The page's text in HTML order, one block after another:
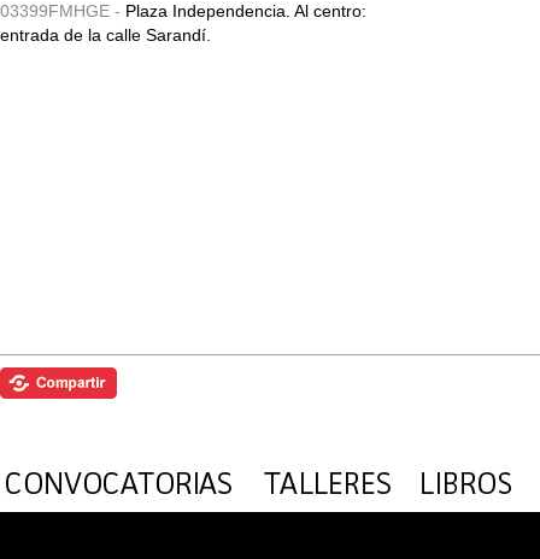
03399FMHGE - Plaza Independencia. Al centro:
entrada de la calle Sarandí.